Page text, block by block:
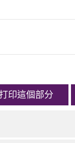
印這個部分